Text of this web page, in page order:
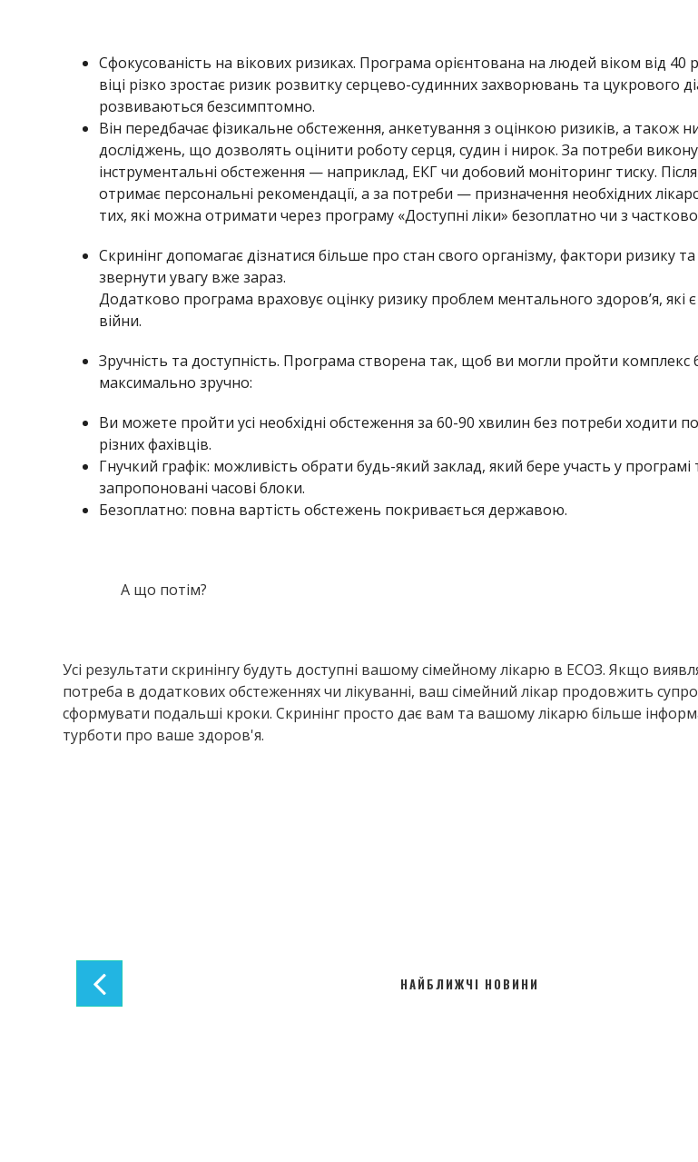
Сфокусованість на вікових ризиках. Програма орієнтована на людей віком від 40
віці різко зростає ризик розвитку серцево-судинних захворювань та цукрового
розвиваються безсимптомно.
Він передбачає фізикальне обстеження, анкетування з оцінкою ризиків, а також
досліджень, що дозволять оцінити роботу серця, судин і нирок. За потреби
інструментальні обстеження — наприклад, ЕКГ чи добовий моніторинг тиску.
отримає персональні рекомендації, а за потреби — призначення необхідних
тих, які можна отримати через програму «Доступні ліки» безоплатно чи з
Скринінг допомагає дізнатися більше про стан свого організму, фактори ризику
звернути увагу вже зараз.
Додатково програма враховує оцінку ризику проблем ментального здоровʼя, які
війни.
Зручність та доступність. Програма створена так, щоб ви могли пройти комплекс
максимально зручно:
Ви можете пройти усі необхідні обстеження за 60-90 хвилин без потреби ходити по
різних фахівців.
Гнучкий графік: можливість обрати будь-який заклад, який бере участь у програмі
запропоновані часові блоки.
Безоплатно: повна вартість обстежень покривається державою.
А що потім?
Усі результати скринінгу будуть доступні вашому сімейному лікарю в ЕСОЗ. Якщо
потреба в додаткових обстеженнях чи лікуванні, ваш сімейний лікар продовжить
сформувати подальші кроки. Скринінг просто дає вам та вашому лікарю більше
турботи про ваше здоров'я.
НАЙБЛИЖЧІ НОВИНИ